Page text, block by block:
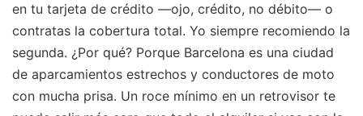
en tu tarjeta de crédito —ojo, crédito, no débito— o
contratas la cobertura total. Yo siempre recomiendo la
segunda. ¿Por qué? Porque Barcelona es una ciudad
de aparcamientos estrechos y conductores de moto
con mucha prisa. Un roce mínimo en un retrovisor te